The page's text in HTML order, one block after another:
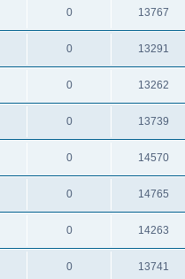
0 13767
0 13291
0 13262
0 13739
0 14570
0 14765
0 14263
0 13741